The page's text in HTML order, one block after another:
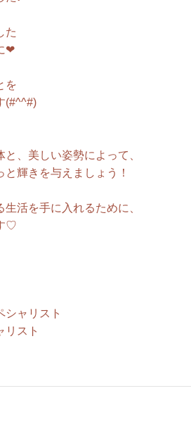
た
❤
を
(#^^#)
、美しい姿勢によって、
輝きを与えましょう！
活を手に入れるために、
♡
シャリスト
リスト